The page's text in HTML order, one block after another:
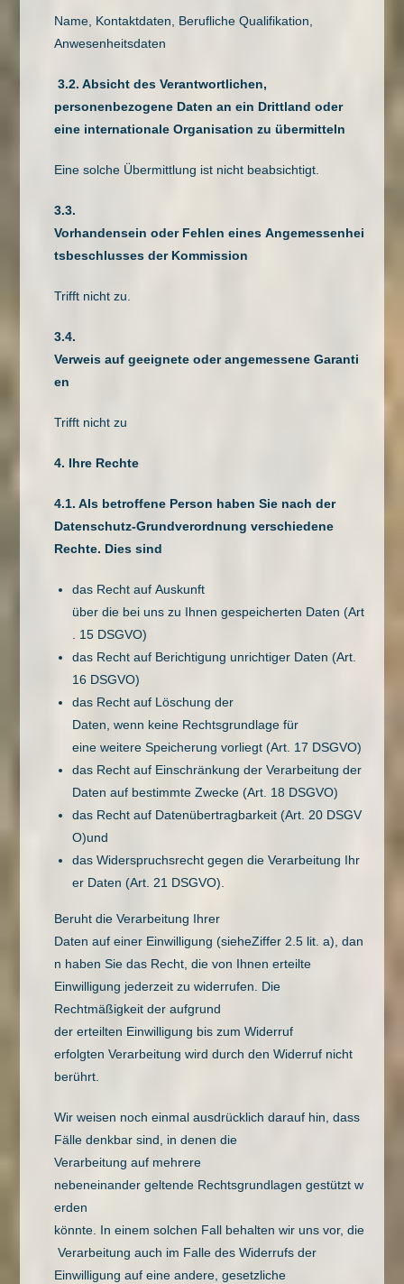
Name, Kontaktdaten, Berufliche Qualifikation,
Anwesenheitsdaten
3.2. Absicht des Verantwortlichen,
personenbezogene Daten an ein Drittland oder
eine internationale Organisation zu übermitteln
Eine solche Übermittlung ist nicht beabsichtigt.
3.3.
Vorhandensein oder Fehlen eines Angemessenhei
tsbeschlusses der Kommission
Trifft nicht zu.
3.4.
Verweis auf geeignete oder angemessene Garanti
en
Trifft nicht zu
4. Ihre Rechte
4.1. Als betroffene Person haben Sie nach der
Datenschutz-Grundverordnung verschiedene
Rechte. Dies sind
das Recht auf Auskunft
über die bei uns zu Ihnen gespeicherten Daten (Art
. 15 DSGVO)
das Recht auf Berichtigung unrichtiger Daten (Art.
16 DSGVO)
das Recht auf Löschung der
Daten, wenn keine Rechtsgrundlage für
eine weitere Speicherung vorliegt (Art. 17 DSGVO)
das Recht auf Einschränkung der Verarbeitung der
Daten auf bestimmte Zwecke (Art. 18 DSGVO)
das Recht auf Datenübertragbarkeit (Art. 20 DSGV
O)und
das Widerspruchsrecht gegen die Verarbeitung Ihr
er Daten (Art. 21 DSGVO).
Beruht die Verarbeitung Ihrer
Daten auf einer Einwilligung (sieheZiffer 2.5 lit. a), dan
n haben Sie das Recht, die von Ihnen erteilte
Einwilligung jederzeit zu widerrufen. Die
Rechtmäßigkeit der aufgrund
der erteilten Einwilligung bis zum Widerruf
erfolgten Verarbeitung wird durch den Widerruf nicht
berührt.
Wir weisen noch einmal ausdrücklich darauf hin, dass
Fälle denkbar sind, in denen die
Verarbeitung auf mehrere
nebeneinander geltende Rechtsgrundlagen gestützt w
erden
könnte. In einem solchen Fall behalten wir uns vor, die
Verarbeitung auch im Falle des Widerrufs der
Einwilligung auf eine andere, gesetzliche